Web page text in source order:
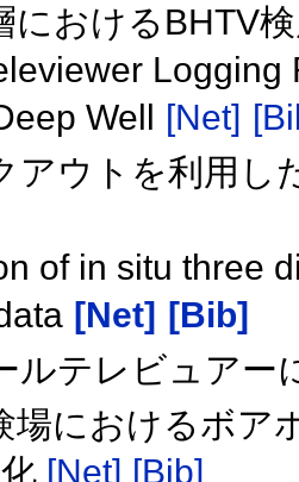
におけるBHTV
Well [Net]
アウトを利用し
of in situ three
[Net] [Bib]
ルテレビュアー
場におけるボア
[Net] [Bib]